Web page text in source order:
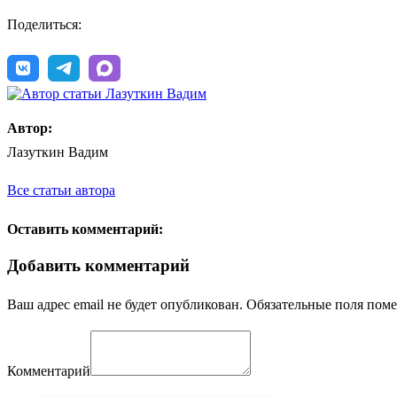
Поделиться:
Автор:
Лазуткин Вадим
Все статьи автора
Оставить комментарий:
Добавить комментарий
Ваш адрес email не будет опубликован. Обязательные поля
Комментарий